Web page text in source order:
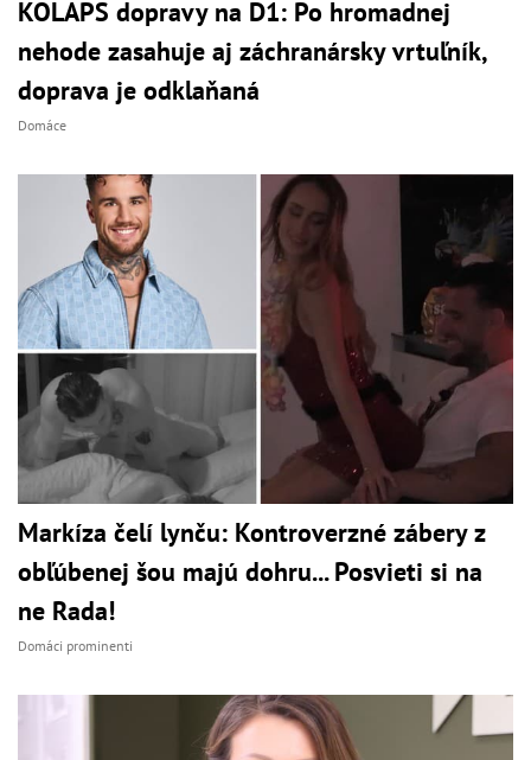
KOLAPS dopravy na D1: Po hromadnej
nehode zasahuje aj záchranársky vrtuľník,
doprava je odklaňaná
Domáce
Markíza čelí lynču: Kontroverzné zábery z
obľúbenej šou majú dohru... Posvieti si na
ne Rada!
Domáci prominenti